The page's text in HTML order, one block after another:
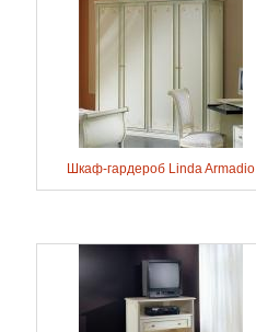
Шкаф-гардероб Linda Armadio